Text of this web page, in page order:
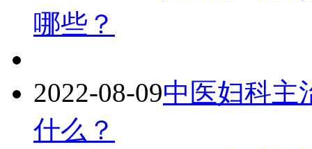
哪些？
2022-08-09中医妇科主
什么？